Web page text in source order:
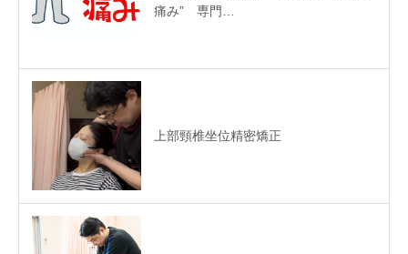
痛み” 専門…
上部頸椎坐位精密矯正